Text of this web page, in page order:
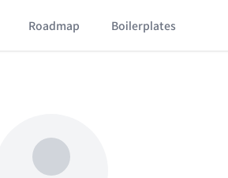
Roadmap Boilerplates